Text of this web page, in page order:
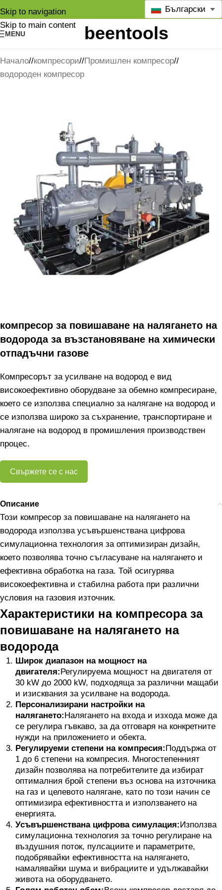
Skip to navigation
Skip to main content
MENU
Български
Начало/ компресори/ Промишлен компресор/
водороден компресор
компресор за повишаване на налягането на
водорода за възстановяване на химически
отпадъчни газове
Компресорът за усилване на водород е вид
високоефективно оборудване за обемно компресиране,
което се използва специално за налягане на водород и
се използва широко за съхранение, транспортиране и
налягане на водород в промишления производствен
процес.
Свържете се с нас
Описание
Този компресор за повишаване на налягането на
водорода използва усъвършенствана цифрова
симулационна технология за оптимизиран дизайн,
което позволява точно съгласуване на налягането и
ефективна обработка на газа. Той осигурява
високоефективна и стабилна работа при различни
условия на газовия източник.
Характеристики на компресора за
повишаване на налягането на
водорода
Широк диапазон на мощност на
двигателя:Регулируема мощност на двигателя от
30 kW до 2000 kW, подходяща за различни мащаби
и изисквания за усилване на водорода.
Персонализирани настройки на
налягането:Налягането на входа и изхода може да
се регулира гъвкаво, за да отговаря на конкретните
нужди на приложението и обекта.
Регулируеми степени на компресия:Поддържа от
1 до 6 степени на компресия. Многостепенният
дизайн позволява на потребителите да избират
оптималния брой степени въз основа на източника
на газ и целевото налягане, като по този начин се
оптимизира ефективността и използването на
енергията.
Усъвършенствана цифрова симулация:Използва
симулационна технология за точно регулиране на
въздушния поток, пулсациите и параметрите,
подобрявайки ефективността на налягането,
намалявайки шума и вибрациите и удължавайки
живота на оборудването.